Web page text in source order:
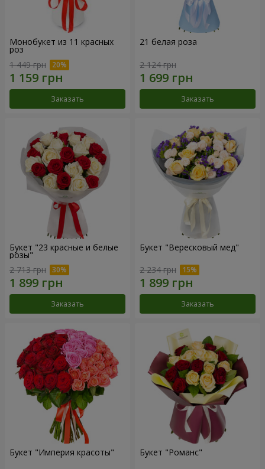
Монобукет из 11 красных
роз
1 449 грн
Заказать
21 белая роза
2 124 грн
Заказать
Букет "23 красные и белые
розы"
2 713 грн
Заказать
Букет "Вересковый мед"
2 234 грн
Заказать
Букет "Империя красоты" Букет "Романс"